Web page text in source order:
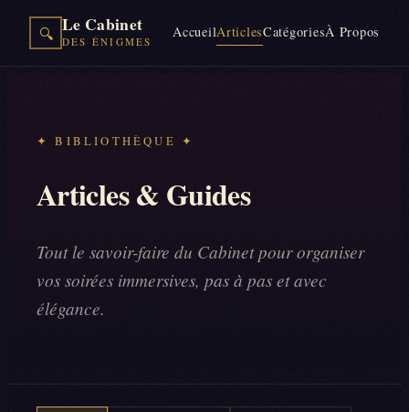
🔍 Le Cabinet
DES ÉNIGMES
AccueilArticlesCatégoriesÀ Propos
✦ BIBLIOTHÈQUE ✦
Articles & Guides
Tout le savoir-faire du Cabinet pour organiser
vos soirées immersives, pas à pas et avec
élégance.